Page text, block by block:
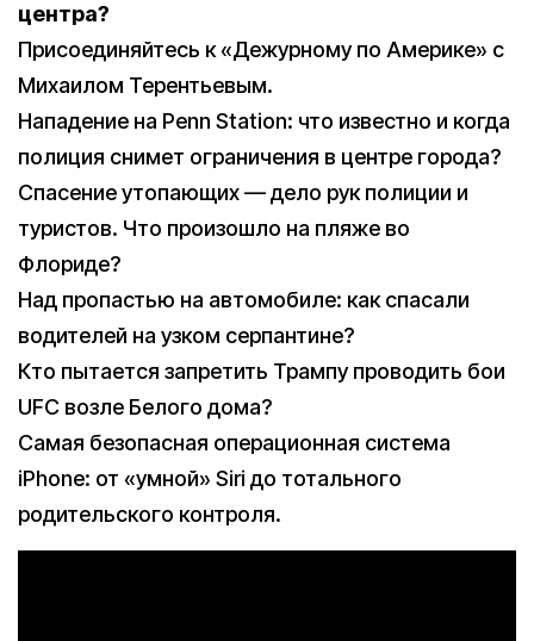
центра?
Присоединяйтесь к «Дежурному по Америке» с
Михаилом Терентьевым.
Нападение на Penn Station: что известно и когда
полиция снимет ограничения в центре города?
Спасение утопающих — дело рук полиции и
туристов. Что произошло на пляже во
Флориде?
Над пропастью на автомобиле: как спасали
водителей на узком серпантине?
Кто пытается запретить Трампу проводить бои
UFC возле Белого дома?
Самая безопасная операционная система
iPhone: от «умной» Siri до тотального
родительского контроля.